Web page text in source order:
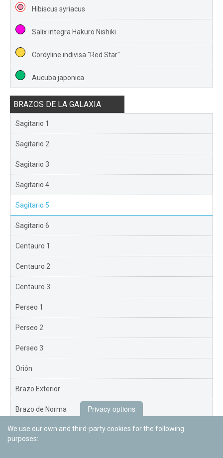
Hibiscus syriacus
Salix integra Hakuro Nishiki
Cordyline indivisa "Red Star"
Aucuba japonica
BRAZOS DE LA GALAXIA
Sagitario 1
Sagitario 2
Sagitario 3
Sagitario 4
Sagitario 5
Sagitario 6
Centauro 1
Centauro 2
Centauro 3
Perseo 1
Perseo 2
Perseo 3
Orión
Brazo Exterior
Brazo de Norma
Nuevo Exterior
Privacy options
We use our own and third-party cookies for the following
purposes: